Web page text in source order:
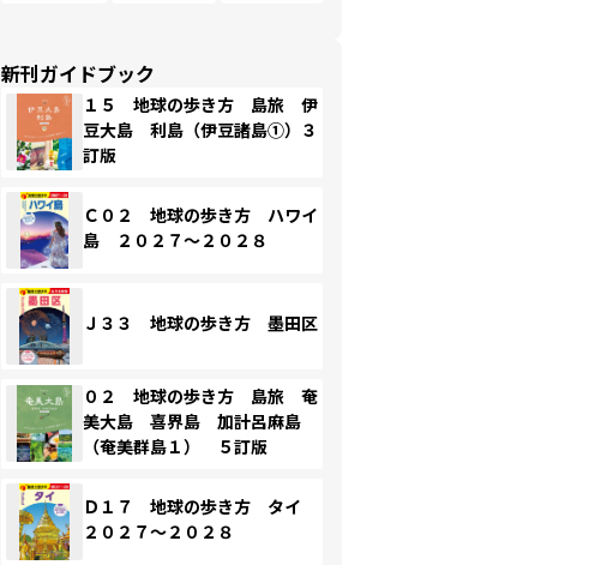
新刊ガイドブック
１５ 地球の歩き方 島旅 伊
豆大島 利島（伊豆諸島①）３
訂版
Ｃ０２ 地球の歩き方 ハワイ
島 ２０２７～２０２８
Ｊ３３ 地球の歩き方 墨田区
０２ 地球の歩き方 島旅 奄
美大島 喜界島 加計呂麻島
（奄美群島１） ５訂版
Ｄ１７ 地球の歩き方 タイ
２０２７～２０２８